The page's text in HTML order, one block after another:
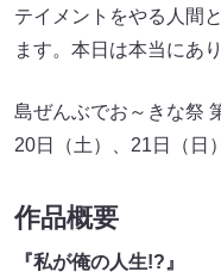
テイメントをやる人間
ます。本日は本当にあ
島ぜんぶでお～きな祭
20日（土）、21日（日
作品概要
『私が俺の人生!?』